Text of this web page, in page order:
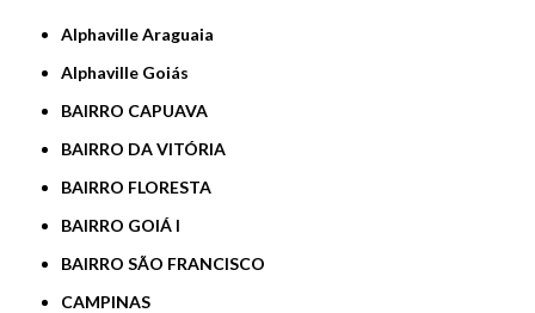
Alphaville Araguaia
Alphaville Goiás
BAIRRO CAPUAVA
BAIRRO DA VITÓRIA
BAIRRO FLORESTA
BAIRRO GOIÁ I
BAIRRO SÃO FRANCISCO
CAMPINAS